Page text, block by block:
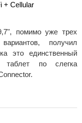
+ Cellular
помимо уже трех
получил
это единственный
таблет по слегка